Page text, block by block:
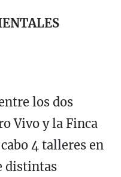
los dos
Vivo y la Finca
4 talleres en
distintas